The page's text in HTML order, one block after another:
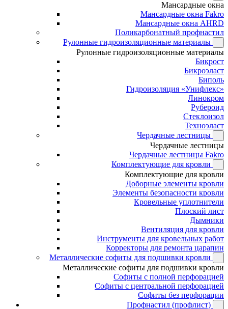
Мансардные окна
Мансардные окна Fakro
Мансардные окна AHRD
Поликарбонатный профнастил
Рулонные гидроизоляционные материалы
Рулонные гидроизоляционные материалы
Бикрост
Бикроэласт
Биполь
Гидроизоляция «Унифлекс»
Линокром
Рубероид
Стеклоизол
Техноэласт
Чердачные лестницы
Чердачные лестницы
Чердачные лестницы Fakro
Комплектующие для кровли
Комплектующие для кровли
Доборные элементы кровли
Элементы безопасности кровли
Кровельные уплотнители
Плоский лист
Дымники
Вентиляция для кровли
Инструменты для кровельных работ
Корректоры для ремонта царапин
Металлические софиты для подшивки кровли
Металлические софиты для подшивки кровли
Софиты с полной перфорацией
Софиты с центральной перфорацией
Софиты без перфорации
Профнастил (профлист)